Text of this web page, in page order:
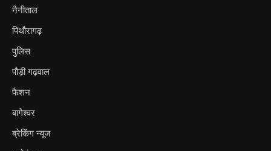
नैनीताल
पिथौरागढ़
पुलिस
पौड़ी गढ़वाल
फैशन
बागेश्वर
ब्रेकिंग न्यूज